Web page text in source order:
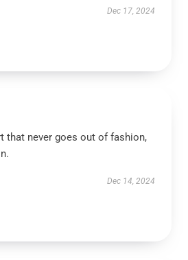
Dec 17, 2024
that never goes out of fashion,
Dec 14, 2024